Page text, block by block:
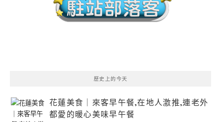
歷史上的今天
花蓮美食｜來客早午餐,在地人激推,連老外
都愛的暖心美味早午餐